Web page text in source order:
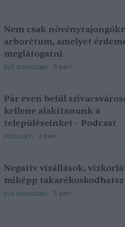
Nem csak
arborétum, amelyet
meglátogatni
ÉLŐ BOLYGÓNK 5 perc
Pár éven belül
kellene alakítanunk a
településeinket – Podcast
PODCAST 2 perc
Negatív vízállások,
miképp takarékoskodhatsz
ÉLŐ BOLYGÓNK 5 perc